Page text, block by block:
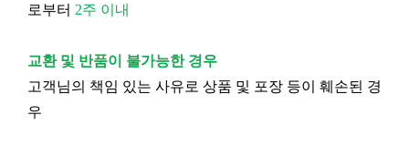
로부터 2주 이내
교환 및 반품이 불가능한 경우
고객님의 책임 있는 사유로 상품 및 포장 등이 훼손된 경
우